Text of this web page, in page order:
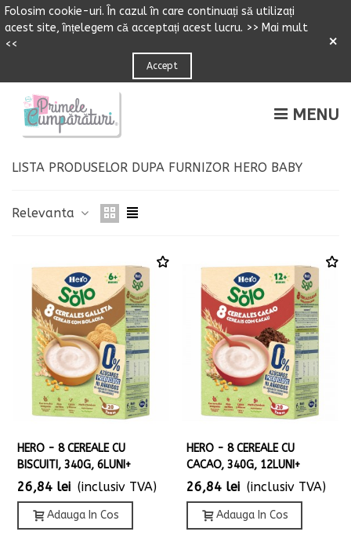
Folosim cookie-uri. n cazulîn care continuați să utilizați
acest site,înțelegem că acceptați acest lucru. >> Mai mult
<<
Accept
×
MENU
LISTA PRODUSELOR DUPA FURNIZOR HERO BABY
Relevanta
HERO - 8 CEREALE CU
BISCUITI, 340G, 6LUNI+
26,84 lei (inclusiv TVA)
Adauga In Cos
HERO - 8 CEREALE CU
CACAO, 340G, 12LUNI+
26,84 lei (inclusiv TVA)
Adauga In Cos